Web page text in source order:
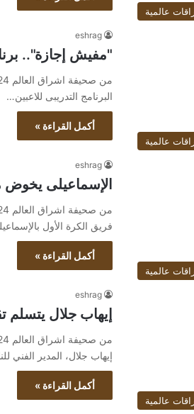
عالمية
eshrag
"مفيش إجازة"..
البرنامج التدريبى للاعبين…
أكمل القراءة »
عالمية
eshrag
الإسماعيلى يخوض
فريق الكرة الأول
أكمل القراءة »
عالمية
eshrag
إيهاب جلال يتسلم
إيهاب جلال، المدير الفني
أكمل القراءة »
عالمية